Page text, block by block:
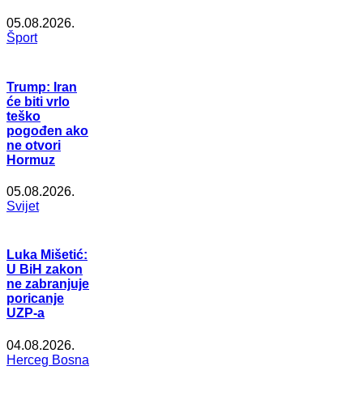
05.08.2026.
Šport
Trump: Iran
će biti vrlo
teško
pogođen ako
ne otvori
Hormuz
05.08.2026.
Svijet
Luka Mišetić:
U BiH zakon
ne zabranjuje
poricanje
UZP-a
04.08.2026.
Herceg Bosna